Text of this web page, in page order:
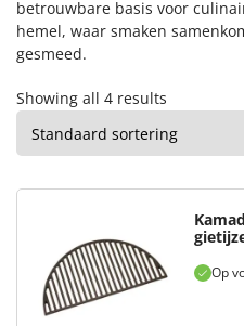
betrouwbare basis voor
hemel, waar smaken
gesmeed.
Showing all 4 results
Op